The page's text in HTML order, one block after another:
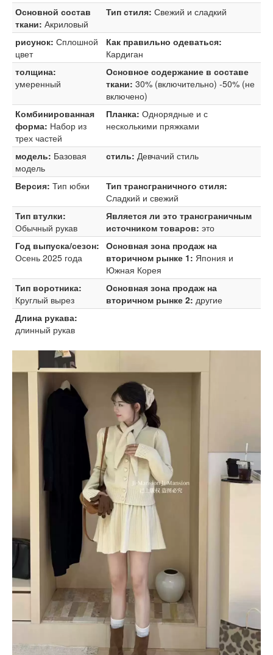
Основной состав
ткани: Акриловый
Тип стиля: Свежий и сладкий
рисунок: Сплошной
цвет
Как правильно одеваться:
Кардиган
толщина:
умеренный
Основное содержание в составе
ткани: 30% (включительно) -50% (не
включено)
Комбинированная
форма: Набор из
трех частей
Планка: Однорядные и с
несколькими пряжками
модель: Базовая
модель
стиль: Девчачий стиль
Версия: Тип юбки
Тип трансграничного стиля:
Сладкий и свежий
Тип втулки:
Обычный рукав
Является ли это трансграничным
источником товаров: это
Год выпуска/сезон:
Осень 2025 года
Основная зона продаж на
вторичном рынке 1: Япония и
Южная Корея
Тип воротника:
Круглый вырез
Основная зона продаж на
вторичном рынке 2: другие
Длина рукава:
длинный рукав